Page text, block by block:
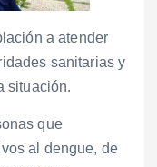
a atender
sanitarias y
situación.
que
al dengue, de